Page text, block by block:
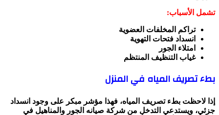
تشمل الأسباب:
تراكم المخلفات العضوية
انسداد فتحات التهوية
امتلاء الجور
غياب التنظيف المنتظم
بطء تصريف المياه في المنزل
إذا لاحظت بطء تصريف المياه، فهذا مؤشر مبكر على وجود انسداد
جزئي، ويستدعي التدخل من شركة صيانه الجور والمناهيل في